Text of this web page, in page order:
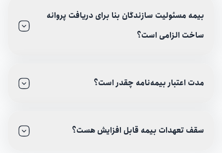
بیمه مسئولیت سازندگان بنا برای دریافت پروانه
ساخت الزامی است؟
مدت اعتبار بیمه‌نامه چقدر است؟
سقف تعهدات بیمه قابل افزایش هست؟